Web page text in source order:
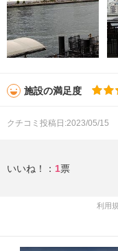
施設の満足度
クチコミ投稿日:2023/05/15
いいね！： 1票
利用